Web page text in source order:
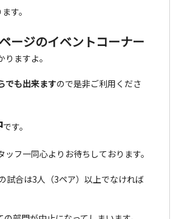
す。
ージのイベントコーナー
ますよ。
でも出来ますので是非ご利用くださ
です。
フ一同心よりお待ちしております。
試合は3人（3ペア）以上でなければ